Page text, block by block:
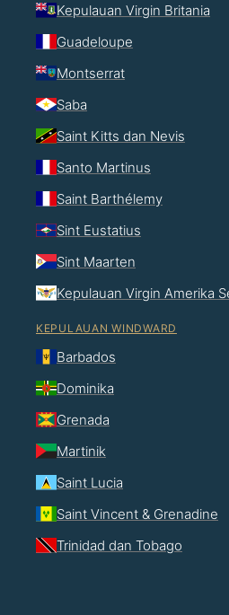
Kepulauan Virgin Britania
Guadeloupe
Montserrat
Saba
Saint Kitts dan Nevis
Santo Martinus
Saint Barthélemy
Sint Eustatius
Sint Maarten
Kepulauan Virgin Amerika
KEPULAUAN WINDWARD
Barbados
Dominika
Grenada
Martinik
Saint Lucia
Saint Vincent & Grenadine
Trinidad dan Tobago